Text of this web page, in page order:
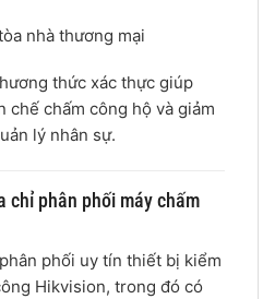
nhà thương mại
thức xác thực giúp
chế chấm công hộ và giảm
lý nhân sự.
chỉ phân phối máy chấm
phối uy tín thiết bị kiểm
Hikvision, trong đó có